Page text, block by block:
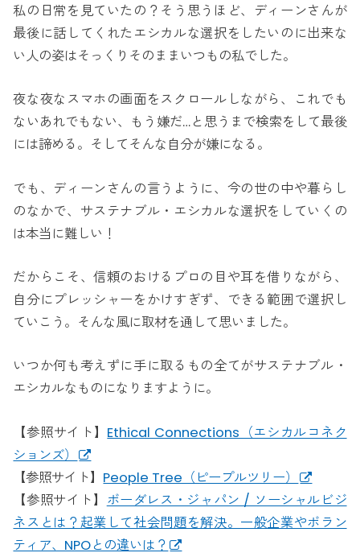
私の日常を見ていたの？そう思うほど、ディーンさんが
最後に話してくれたエシカルな選択をしたいのに出来な
い人の姿はそっくりそのままいつもの私でした。
夜な夜なスマホの画面をスクロールしながら、これでも
ないあれでもない、もう嫌だ…と思うまで検索をして最後
には諦める。そしてそんな自分が嫌になる。
でも、ディーンさんの言うように、今の世の中や暮らし
のなかで、サステナブル・エシカルな選択をしていくの
は本当に難しい！
だからこそ、信頼のおけるプロの目や耳を借りながら、
自分にプレッシャーをかけすぎず、できる範囲で選択し
ていこう。そんな風に取材を通して思いました。
いつか何も考えずに手に取るもの全てがサステナブル・
エシカルなものになりますように。
【参照サイト】 Ethical Connections（エシカルコネク
ションズ）
【参照サイト】 People Tree（ピープルツリー）
【参照サイト】 ボーダレス・ジャパン / ソーシャルビジ
ネスとは？起業して社会問題を解決。一般企業やボラン
ティア、NPOとの違いは？